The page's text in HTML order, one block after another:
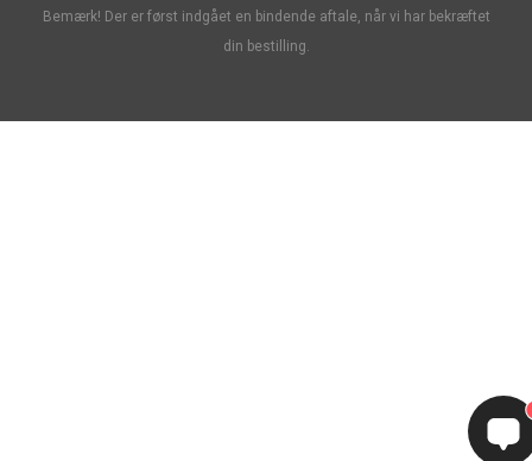
Bemærk! Der er først indgået en bindende aftale, når vi har bekræftet
din bestilling.